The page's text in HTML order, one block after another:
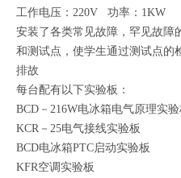
工作电压：220V 功率：1KW
安装了各类常见故障，罕见故障
和测试点，使学生通过测试点的
排故
每台配有以下实验板：
BCD－216W电冰箱电气原理实验
KCR－25电气接线实验板
BCD电冰箱PTC启动实验板
KFR空调实验板